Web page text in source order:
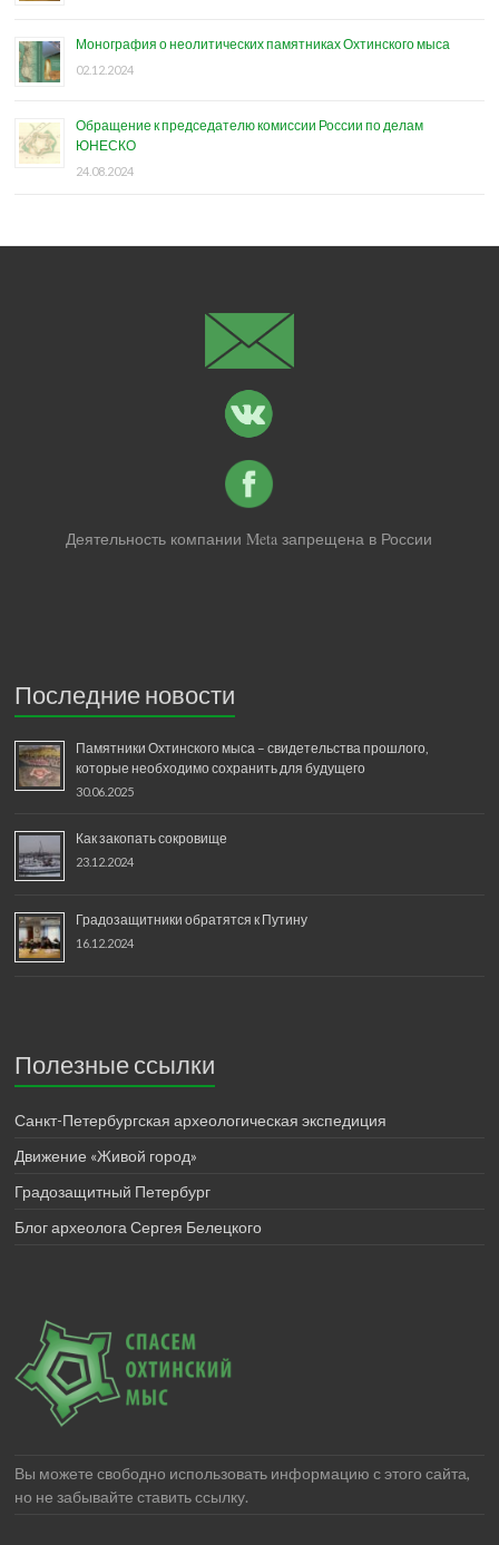
Монография о неолитических памятниках Охтинского мыса
02.12.2024
Обращение к председателю комиссии России по делам
ЮНЕСКО
24.08.2024
Деятельность компании Meta запрещена в России
Последние новости
Памятники Охтинского мыса – свидетельства прошлого,
которые необходимо сохранить для будущего
30.06.2025
Как закопать сокровище
23.12.2024
Градозащитники обратятся к Путину
16.12.2024
Полезные ссылки
Санкт-Петербургская археологическая экспедиция
Движение «Живой город»
Градозащитный Петербург
Блог археолога Сергея Белецкого
Вы можете свободно использовать информацию с этого сайта,
но не забывайте ставить ссылку.